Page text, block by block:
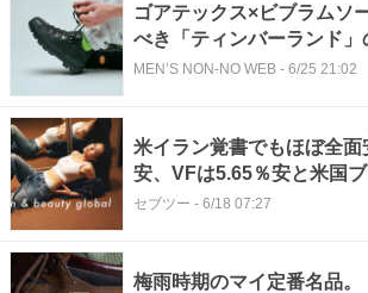
ゴアテックス×ビブラムソ
べき「ティンバーランド」
スタイリストがオススメ！
MEN’S NON-NO WEB - 6/25 21:02
米イラン覚書でもほぼ全
安、VFは5.65％安と米国
れ 「SVT グローバル」は
セブツー - 6/18 07:27
梅雨時期のマイ定番名品